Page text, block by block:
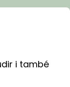
i també